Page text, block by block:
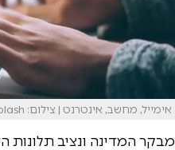
אימייל, מחשב, אינטרנט | צילום: unsplash
מבקר המדינה ונציב תלונות